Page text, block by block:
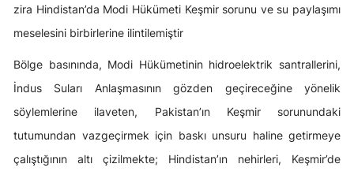
zira Hindistan’da Modi Hükümeti Keşmir sorunu ve su paylaşımı
meselesini birbirlerine ilintilemiştir
Bölge basınında, Modi Hükümetinin hidroelektrik santrallerini,
İndus Suları Anlaşmasının gözden geçireceğine yönelik
söylemlerine ilaveten, Pakistan’ın Keşmir sorunundaki
tutumundan vazgeçirmek için baskı unsuru haline getirmeye
çalıştığının altı çizilmekte; Hindistan’ın nehirleri, Keşmir’de